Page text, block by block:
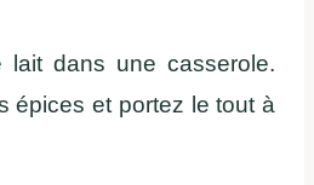
lait dans une casserole.
épices et portez le tout à